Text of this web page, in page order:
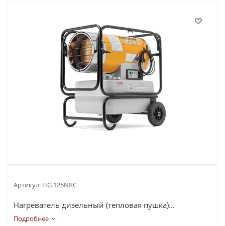
Артикул: HG 125NRC
Нагреватель дизельный (тепловая пушка)...
Подробнее